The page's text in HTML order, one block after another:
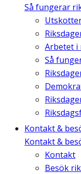
Så fungerar
Arbetet i
Så
Kontakt &
Kontakt &
Kontakt
Besök